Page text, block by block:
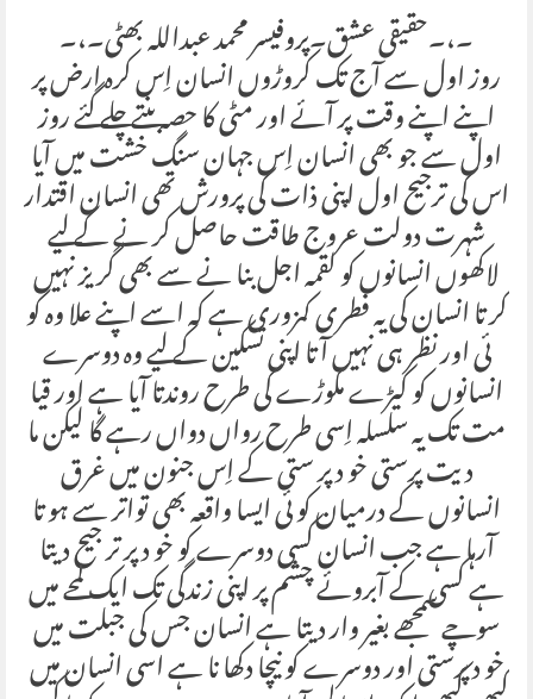
۔،۔حقیقی عشق۔پروفیسر محمد عبداللہ بھٹی۔،۔
روز اول سے آج تک کروڑوں انسان اِس کرہ ارض پر
اپنے اپنے وقت پر آئے اور مٹی کا حصہ بنتے چلے گئے روز
اول سے جو بھی انسان اِس جہان سنگ خشت میں آیا
اس کی ترجیح اول اپنی ذات کی پرورش تھی انسان اقتدار
شہرت دولت عروج طاقت حاصل کر نے کے لیے
لاکھوں انسانوں کو لقمہ اجل بنا نے سے بھی گریز نہیں
کر تا انسان کی یہ فطری کمزوری ہے کہ اسے اپنے علا وہ کو
ئی اور نظر ہی نہیں آتا اپنی تسکین کے لیے وہ دوسرے
انسانوں کو کیڑے مکوڑے کی طرح روندتا آیا ہے اور قیا
مت تک یہ سلسلہ اِسی طرح رواں دواں رہے گا لیکن ما
دیت پرستی خو دپر ستی کے اِس جنون میں غرق
انسانوں کے درمیان کو ئی ایسا واقعہ بھی تواتر سے ہو تا
آرہا ہے جب انسان کسی دوسرے کو خو د پر تر جیح دیتا
ہے کسی کے آبروئے چشم پر اپنی زندگی تک ایک لمحے میں
سوچے سمجھے بغیر وار دیتا ہے انسان جس کی جبلت میں
خو دپرستی اور دوسرے کو نیچا دکھا نا ہے اسی انسان میں